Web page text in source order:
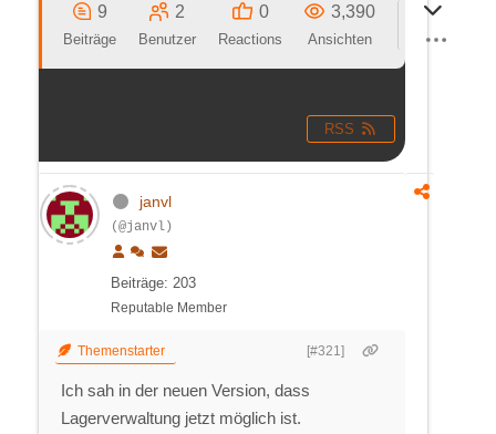
9
Beiträge
2
Benutzer
0
Reactions
3,390
Ansichten
RSS
janvl
(@janvl)
Beiträge: 203
Reputable Member
Themenstarter [#321]
Ich sah in der neuen Version, dass
Lagerverwaltung jetzt möglich ist.